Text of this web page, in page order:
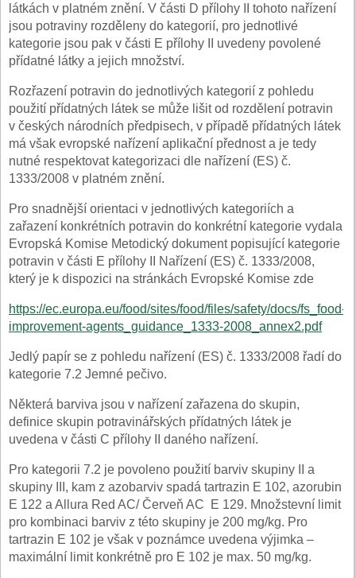
látkách v platném znění. V části D přílohy II tohoto nařízení
jsou potraviny rozděleny do kategorií, pro jednotlivé
kategorie jsou pak v části E přílohy II uvedeny povolené
přídatné látky a jejich množství.
Rozřazení potravin do jednotlivých kategorií z pohledu
použití přídatných látek se může lišit od rozdělení potravin
v českých národních předpisech, v případě přídatných látek
má však evropské nařízení aplikační přednost a je tedy
nutné respektovat kategorizaci dle nařízení (ES) č.
1333/2008 v platném znění.
Pro snadnější orientaci v jednotlivých kategoriích a
zařazení konkrétních potravin do konkrétní kategorie vydala
Evropská Komise Metodický dokument popisující kategorie
potravin v části E přílohy II Nařízení (ES) č. 1333/2008,
který je k dispozici na stránkách Evropské Komise zde
https://ec.europa.eu/food/sites/food/files/safety/docs/fs_food-
improvement-agents_guidance_1333-2008_annex2.pdf
Jedlý papír se z pohledu nařízení (ES) č. 1333/2008 řadí do
kategorie 7.2 Jemné pečivo.
Některá barviva jsou v nařízení zařazena do skupin,
definice skupin potravinářských přídatných látek je
uvedena v části C přílohy II daného nařízení.
Pro kategorii 7.2 je povoleno použití barviv skupiny II a
skupiny III, kam z azobarviv spadá tartrazin E 102, azorubin
E 122 a Allura Red AC/ Červeň AC E 129. Množstevní limit
pro kombinaci barviv z této skupiny je 200 mg/kg. Pro
tartrazin E 102 je však v poznámce uvedena výjimka –
maximální limit konkrétně pro E 102 je max. 50 mg/kg.